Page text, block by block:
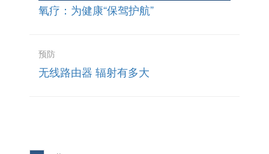
氧疗：为健康“保驾护航”
预防
无线路由器 辐射有多大